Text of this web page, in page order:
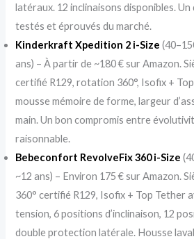
latéraux. 12 inclinaisons disponibles. Un
testés et éprouvés du marché.
Kinderkraft Xpedition 2 i-Size
ans) – À partir de ~180 € sur Amazon.
certifié R129, rotation 360°, Isofix +
mousse mémoire de forme, largeur
main. Un bon compromis entre
raisonnable.
Bebeconfort RevolveFix 360 i-Size
~12 ans) – Environ 175 € sur Amazon.
360° certifié R129, Isofix + Top Tether
tension, 6 positions d’inclinaison, 12
double protection latérale. Housse